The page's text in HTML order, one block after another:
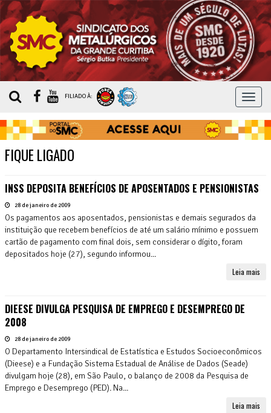
MENU
FILIADO À:
FIQUE LIGADO
INSS DEPOSITA BENEFÍCIOS DE APOSENTADOS E PENSIONISTAS
28 de janeiro de 2009
Os pagamentos aos aposentados, pensionistas e demais segurados da
instituição que recebem benefícios de até um salário mínimo e possuem
cartão de pagamento com final dois, sem considerar o dígito, foram
depositados hoje (27), segundo informou...
Leia mais
DIEESE DIVULGA PESQUISA DE EMPREGO E DESEMPREGO DE
2008
28 de janeiro de 2009
O Departamento Intersindical de Estatística e Estudos Socioeconômicos
(Dieese) e a Fundação Sistema Estadual de Análise de Dados (Seade)
divulgam hoje (28), em São Paulo, o balanço de 2008 da Pesquisa de
Emprego e Desemprego (PED). Na...
Leia mais